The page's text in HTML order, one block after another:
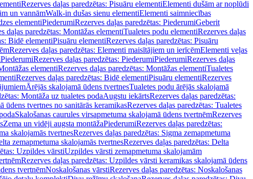
Rezerves daļas paredzētas: Pisuāru elementiElementi dušām ar noplūdi
un vannāmWalk-in dušas sienu elementiElementi saimniecības
elementiPiederumiRezerves daļas paredzētas: PiederumiGeberit
daļas paredzētas: Montāžas elementiTualetes podu elementiRezerves daļas
Bidē elementiPisuāru elementiRezerves daļas paredzētas: Pisuāru
Rezerves daļas paredzētas: Elementi maisītājiem un ierīcēmElementi veļas
PiederumiRezerves daļas paredzētas: PiederumiPiederumiRezerves daļas
elementiRezerves daļas paredzētas: Montāžas elementiTualetes
Rezerves daļas paredzētas: Bidē elementiPisuāru elementiRezerves
Ārējās skalojamā ūdens tvertnesTualetes podu ārējās skalojamā
Montāža uz tualetes podaAugstu iekārtsRezerves daļas paredzētas:
ūdens tvertnes no sanitārās keramikasRezerves daļas paredzētas: Tualetes
Skalošanas caurules virsapmetuma skalojamā ūdens tvertnēmRezerves
Zema un vidēji augsta montāžaPiederumiRezerves daļas paredzētas:
skalojamās tvertnesRezerves daļas paredzētas: Sigma zemapmetuma
zemapmetuma skalojamās tvertnesRezerves daļas paredzētas: Delta
Uzpildes vārstiUzpildes vārsti zemapmetuma skalojamām
Rezerves daļas paredzētas: Uzpildes vārsti keramikas skalojamā ūdens
tvertnēmNoskalošanas vārstiRezerves daļas paredzētas: Noskalošanas